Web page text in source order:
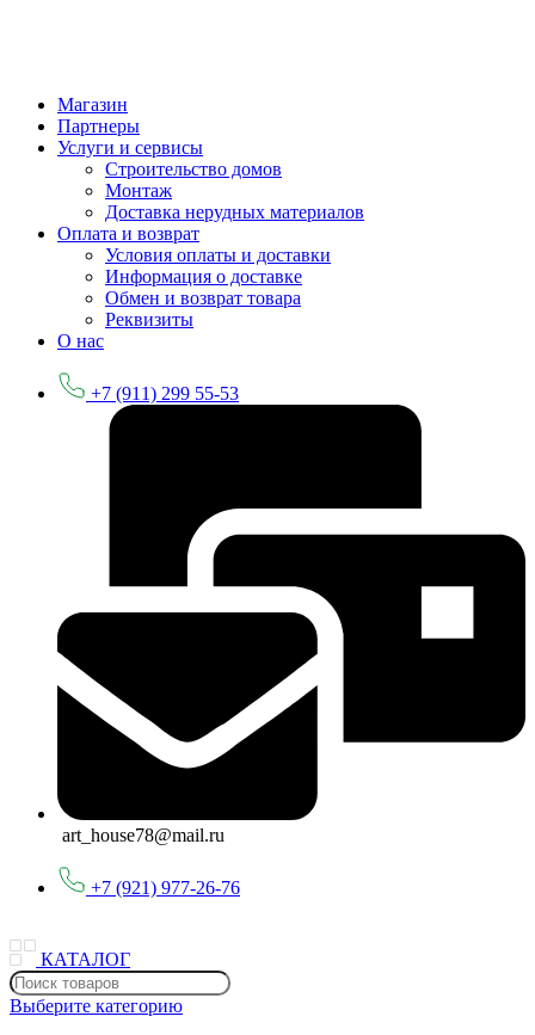
Магазин
Партнеры
Услуги и сервисы
Строительство домов
Монтаж
Доставка нерудных материалов
Оплата и возврат
Условия оплаты и доставки
Информация о доставке
Обмен и возврат товара
Реквизиты
О нас
+7 (911) 299 55-53
art_house78@mail.ru
+7 (921) 977-26-76
КАТАЛОГ
Выберите категорию